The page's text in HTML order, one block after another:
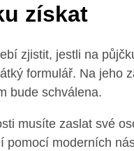
získat
zjistit, jestli na
formulář. Na jeho
bude schválena.
musíte zaslat své
pomocí moderních